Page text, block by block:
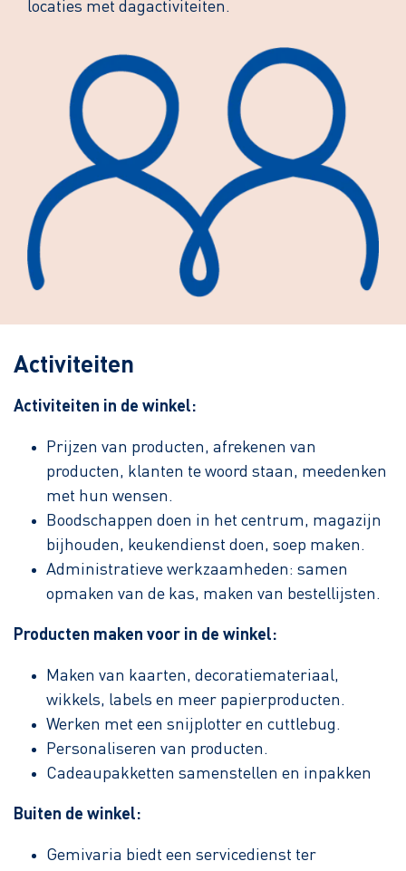
locaties met dagactiviteiten.
Activiteiten
Activiteiten in de winkel:
Prijzen van producten, afrekenen van
producten, klanten te woord staan, meedenken
met hun wensen.
Boodschappen doen in het centrum, magazijn
bijhouden, keukendienst doen, soep maken.
Administratieve werkzaamheden: samen
opmaken van de kas, maken van bestellijsten.
Producten maken voor in de winkel:
Maken van kaarten, decoratiemateriaal,
wikkels, labels en meer papierproducten.
Werken met een snijplotter en cuttlebug.
Personaliseren van producten.
Cadeaupakketten samenstellen en inpakken
Buiten de winkel:
Gemivaria biedt een servicedienst ter